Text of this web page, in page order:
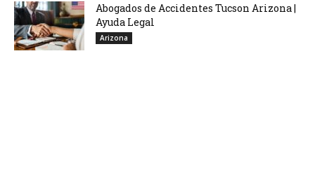
Abogados de Accidentes Tucson Arizona |
Ayuda Legal
Arizona